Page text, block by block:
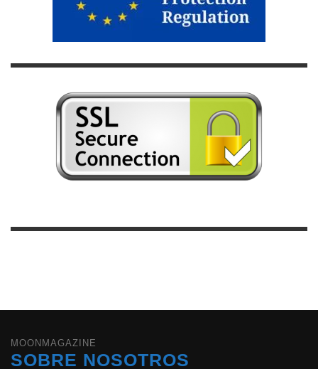
MOONMAGAZINE
SOBRE NOSOTROS